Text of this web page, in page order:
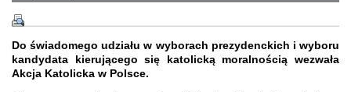
Do świadomego udziału w wyborach prezydenckich i wyboru
kandydata kierującego się katolicką moralnością wezwała
Akcja Katolicka w Polsce.